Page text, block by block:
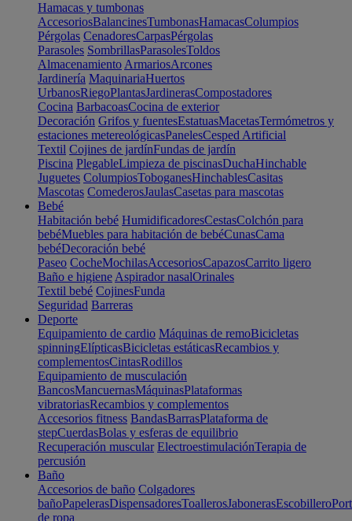
Hamacas y tumbonas
AccesoriosBalancinesTumbonasHamacasColumpios
Pérgolas CenadoresCarpasPérgolas
Parasoles SombrillasParasolesToldos
Almacenamiento ArmariosArcones
Jardinería MaquinariaHuertos
UrbanosRiegoPlantasJardinerasCompostadores
Cocina BarbacoasCocina de exterior
Decoración Grifos y fuentesEstatuasMacetasTermómetros y
estaciones metereológicasPanelesCesped Artificial
Textil Cojines de jardínFundas de jardín
Piscina PlegableLimpieza de piscinasDuchaHinchable
Juguetes ColumpiosToboganesHinchablesCasitas
Mascotas ComederosJaulasCasetas para mascotas
Bebé
Habitación bebé HumidificadoresCestasColchón para
bebéMuebles para habitación de bebéCunasCama
bebéDecoración bebé
Paseo CocheMochilasAccesoriosCapazosCarrito ligero
Baño e higiene Aspirador nasalOrinales
Textil bebé CojinesFunda
Seguridad Barreras
Deporte
Equipamiento de cardio Máquinas de remoBicicletas
spinningElípticasBicicletas estáticasRecambios y
complementosCintasRodillos
Equipamiento de musculación
BancosMancuernasMáquinasPlataformas
vibratoriasRecambios y complementos
Accesorios fitness BandasBarrasPlataforma de
stepCuerdasBolas y esferas de equilibrio
Recuperación muscular ElectroestimulaciónTerapia de
percusión
Baño
Accesorios de baño Colgadores
bañoPapelerasDispensadoresToallerosJabonerasEscobillero
de ropa